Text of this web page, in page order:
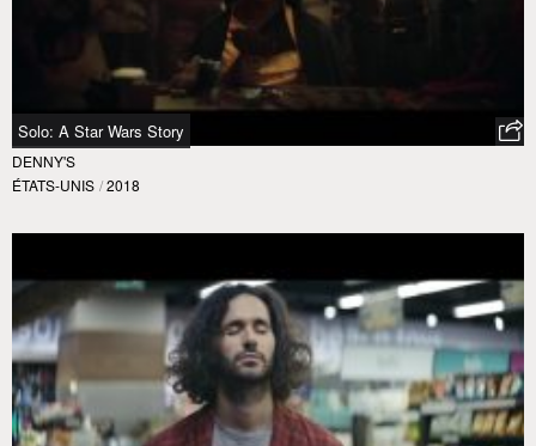
Solo: A Star Wars Story
DENNY'S
ÉTATS-UNIS / 2018